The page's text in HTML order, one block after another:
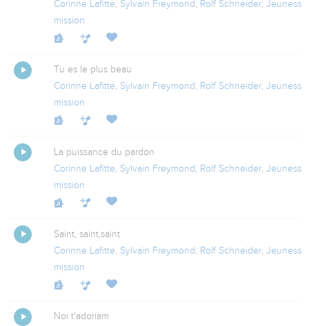
Corinne Lafitte, Sylvain Freymond , Rolf Schneider,
mission
Tu es le plus beau
Corinne Lafitte, Sylvain Freymond , Rolf Schneider,
mission
La puissance du pardon
Corinne Lafitte Sylvain Freymond Rolf Schneider
mission
Saint, saint,saint
Corinne Lafitte Sylvain Freymond Rolf Schneider
mission
Noi t'adoriam